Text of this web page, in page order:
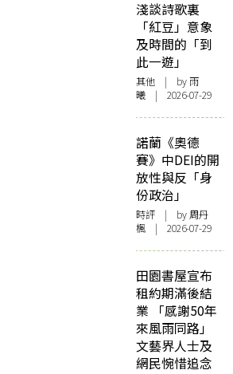
淺談詩歌裏
「紅豆」意象
及時間的「到
此一遊」
其他 | by 雨
曦 | 2026-07-29
諾蘭《奧德
賽》中DEI的開
放性與反「身
份政治」
時評 | by周丹
楓 | 2026-07-29
田園書屋宣布
租約期滿後結
業 「感謝50年
來風雨同路」
文藝界人士及
網民惋惜追念